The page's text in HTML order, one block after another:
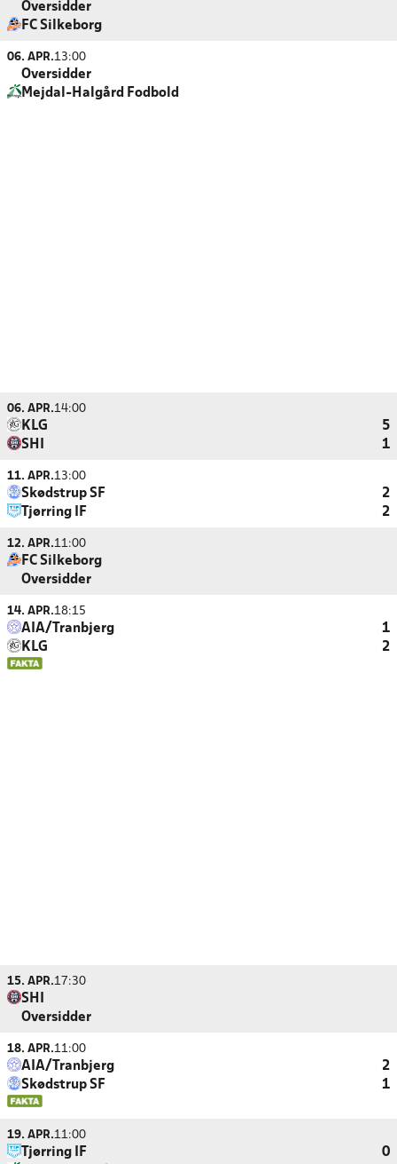
Oversidder
FC Silkeborg
06. APR.13:00
Oversidder
Mejdal-Halgård Fodbold
06. APR.14:00
KLG
5
SHI
1
11. APR.13:00
Skødstrup SF
2
Tjørring IF
2
12. APR.11:00
FC Silkeborg
Oversidder
14. APR.18:15
AIA/Tranbjerg
1
KLG
2
15. APR.17:30
SHI
Oversidder
18. APR.11:00
AIA/Tranbjerg
2
Skødstrup SF
1
19. APR.11:00
Tjørring IF 0